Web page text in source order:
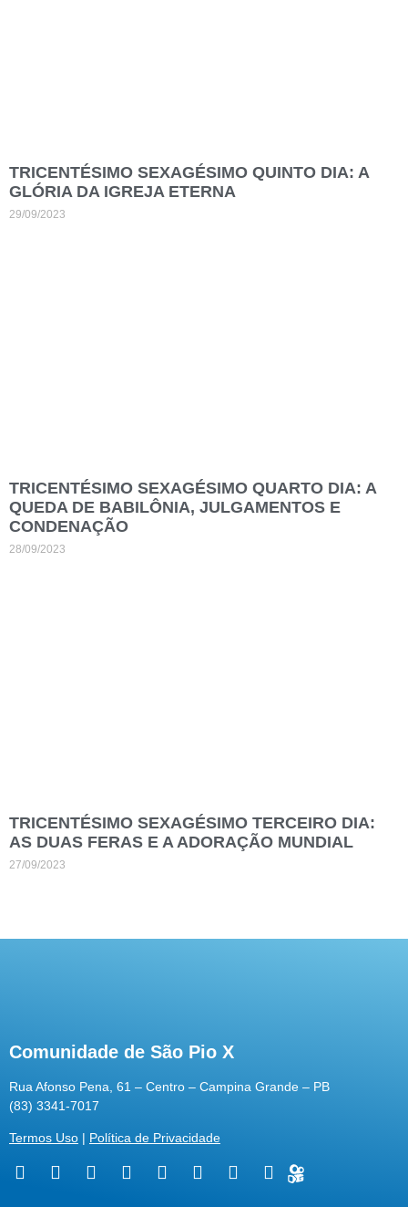
TRICENTÉSIMO SEXAGÉSIMO QUINTO DIA: A
GLÓRIA DA IGREJA ETERNA
29/09/2023
TRICENTÉSIMO SEXAGÉSIMO QUARTO DIA: A
QUEDA DE BABILÔNIA, JULGAMENTOS E
CONDENAÇÃO
28/09/2023
TRICENTÉSIMO SEXAGÉSIMO TERCEIRO DIA:
AS DUAS FERAS E A ADORAÇÃO MUNDIAL
27/09/2023
Comunidade de São Pio X
Rua Afonso Pena, 61 – Centro – Campina Grande – PB
(83) 3341-7017
Termos Uso | Política de Privacidade